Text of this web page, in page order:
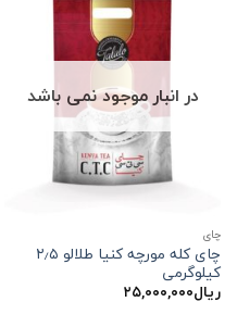
در انبار موجود نمی باشد
چاي
چای کله مورچه کنیا طلالو ۲٫۵
کیلوگرمی
ریال۲۵,۰۰۰,۰۰۰